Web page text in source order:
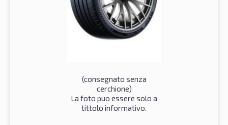
(consegnato senza
cerchione)
La foto puo essere solo a
tittolo informativo.